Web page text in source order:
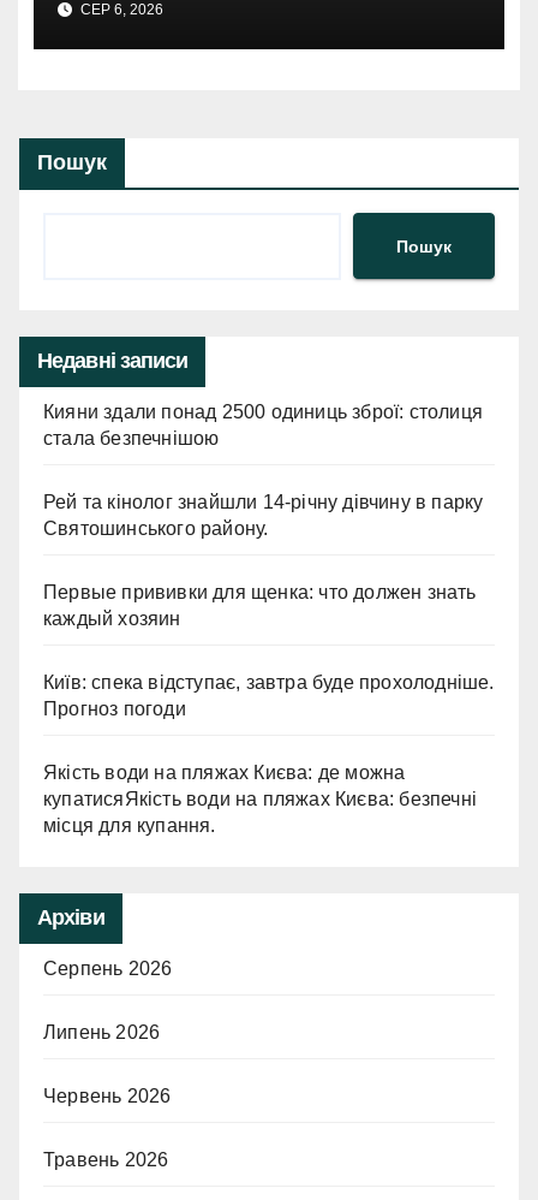
СЕР 6, 2026
Пошук
Пошук
Недавні записи
Кияни здали понад 2500 одиниць зброї: столиця
стала безпечнішою
Рей та кінолог знайшли 14-річну дівчину в парку
Святошинського району.
Первые прививки для щенка: что должен знать
каждый хозяин
Київ: спека відступає, завтра буде прохолодніше.
Прогноз погоди
Якість води на пляжах Києва: де можна
купатисяЯкість води на пляжах Києва: безпечні
місця для купання.
Архіви
Серпень 2026
Липень 2026
Червень 2026
Травень 2026